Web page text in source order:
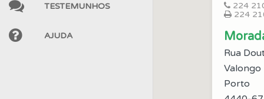
Consulte as
TESTEMUNHOS
AJUDA
224
224
Rua
Valongo
Porto